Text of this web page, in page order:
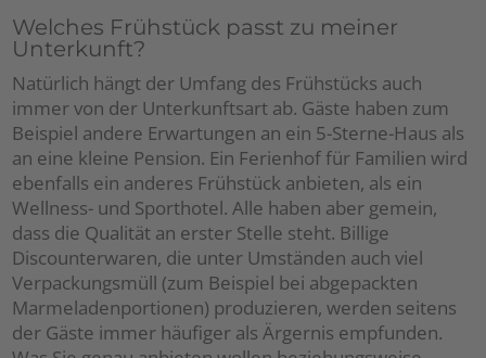
Welches Frühstück passt zu meiner
Unterkunft?
Natürlich hängt der Umfang des Frühstücks auch
immer von der Unterkunftsart ab. Gäste haben zum
Beispiel andere Erwartungen an ein 5-Sterne-Haus als
an eine kleine Pension. Ein Ferienhof für Familien wird
ebenfalls ein anderes Frühstück anbieten, als ein
Wellness- und Sporthotel. Alle haben aber gemein,
dass die Qualität an erster Stelle steht. Billige
Discounterwaren, die unter Umständen auch viel
Verpackungsmüll (zum Beispiel bei abgepackten
Marmeladenportionen) produzieren, werden seitens
der Gäste immer häufiger als Ärgernis empfunden.